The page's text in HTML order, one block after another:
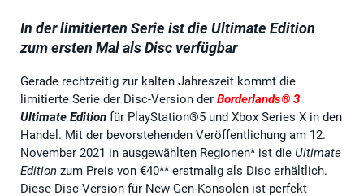
In der limitierten Serie ist die Ultimate Edition
zum ersten Mal als Disc verfügbar
Gerade rechtzeitig zur kalten Jahreszeit kommt die
limitierte Serie der Disc-Version der Borderlands® 3
Ultimate Edition für PlayStation®5 und Xbox Series X in den
Handel. Mit der bevorstehenden Veröffentlichung am 12.
November 2021 in ausgewählten Regionen* ist die Ultimate
Edition zum Preis von €40** erstmalig als Disc erhältlich.
Diese Disc-Version für New-Gen-Konsolen ist perfekt